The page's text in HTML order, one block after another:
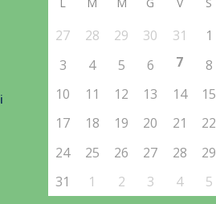
27 28 29 30 31 1
3
4 5 6 7 8
10
11 12 13 14 15
17
18 19 20 21 22
24
25 26 27 28 29
31
1 2 3 4 5